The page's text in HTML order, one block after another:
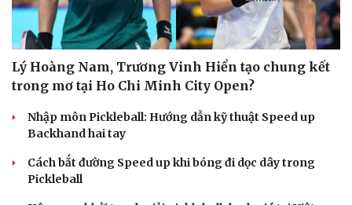
Lý Hoàng Nam, Trương Vinh Hiển tạo chung kết
trong mơ tại Ho Chi Minh City Open?
Nhập môn Pickleball: Hướng dẫn kỹ thuật Speed up
Backhand hai tay
Cách bắt đường Speed up khi bóng đi dọc dây trong
Pickleball